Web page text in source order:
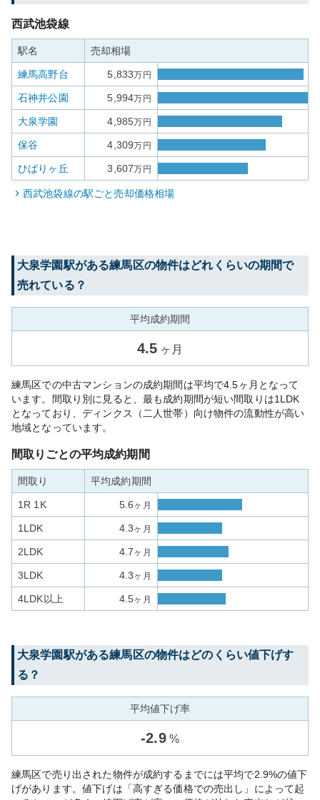
西武池袋線
駅名 売却相場
練馬高野台 5,833万円
石神井公園 5,994万円
大泉学園 4,985万円
保谷 4,309万円
ひばりヶ丘 3,607万円
西武池袋線の駅ごと売却価格相場
大泉学園駅がある練馬区の物件はどれくらいの期間で
売れている？
平均成約期間
4.5 ヶ月
練馬区での中古マンションの成約期間は平均で4.5ヶ月となって
います。間取り別に見ると、最も成約期間が短い間取りは1LDK
となっており、ディンクス（二人世帯）向け物件の流動性が高い
地域となっています。
間取りごとの平均成約期間
間取り 平均成約期間
1R 1K 5.6ヶ月
1LDK 4.3ヶ月
2LDK 4.7ヶ月
3LDK 4.3ヶ月
4LDK以上 4.5ヶ月
大泉学園駅がある練馬区の物件はどのくらい値下げす
る？
平均値下げ率
-2.9 %
練馬区で売り出された物件が成約するまでには平均で2.9%の値下
げがあります。値下げは「高すぎる価格での売出し」によって起